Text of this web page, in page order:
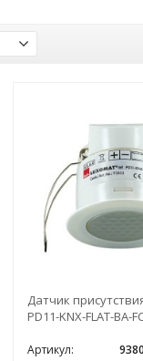
Датчик
PD11-KNX-FLAT-BA-
Артикул: